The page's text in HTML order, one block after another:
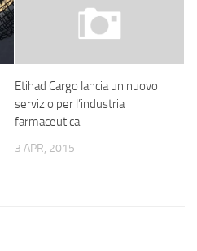
Etihad Cargo lancia un nuovo
servizio per l’industria
farmaceutica
3 APR, 2015